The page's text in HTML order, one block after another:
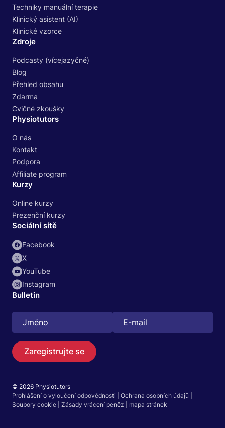
Hledat
Techniky manuální terapie
Klinický asistent (AI)
Klinické vzorce
Zdroje
Podcasty (vícejazyčné)
Blog
Přehled obsahu
Zdarma
Cvičné zkoušky
Physiotutors
O nás
Kontakt
Podpora
Affiliate program
Kurzy
Online kurzy
Prezenční kurzy
Sociální sítě
Facebook
X
YouTube
Instagram
Bulletin
Zaregistrujte se
© 2026 Physiotutors
Prohlášení o vyloučení odpovědnosti
Ochrana osobních údajů
Soubory cookie
Zásady vrácení peněz mapa stránek